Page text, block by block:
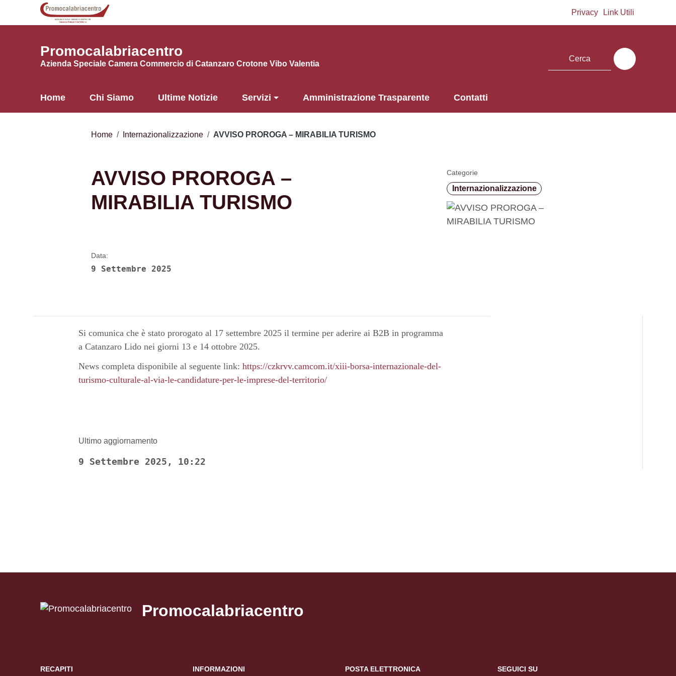
Vai ai contenuti
Vai al menu di navigazione
Privacy Link Utili
Promocalabriacentro
Azienda Speciale Camera Commercio di Catanzaro Crotone Vibo Valentia
Home Chi Siamo Ultime Notizie Servizi Amministrazione Trasparente Contatti
Home / Internazionalizzazione / AVVISO PROROGA – MIRABILIA TURISMO
AVVISO PROROGA –
MIRABILIA TURISMO
Categorie
Internazionalizzazione
Data:
9 Settembre 2025
Si comunica che è stato prorogato al 17 settembre 2025 il termine per aderire ai B2B in programma
a Catanzaro Lido nei giorni 13 e 14 ottobre 2025.
News completa disponibile al seguente link: https://czkrvv.camcom.it/xiii-borsa-internazionale-del-
turismo-culturale-al-via-le-candidature-per-le-imprese-del-territorio/
Ultimo aggiornamento
9 Settembre 2025, 10:22
Promocalabriacentro
RECAPITI INFORMAZIONI POSTA ELETTRONICA SEGUICI SU